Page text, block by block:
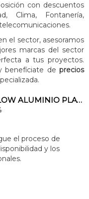
con descuentos
Clima, Fontanería,
el sector, asesoramos
marcas del sector
a tus proyectos.
benefíciate de precios
SECAMANOS E-FLOW ALUMINIO PLATEADO
el proceso de
y los